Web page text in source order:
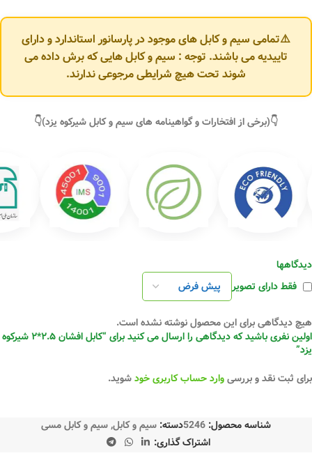
⚠️تمامی سیم و کابل های موجود در پارسانور استاندارد و دارای
تاییدیه می باشند. توجه : سیم و کابل هایی که برش داده می
شوند تحت هیچ شرایطی مرجوعی ندارند.
👇(برخی از افتخارات و گواهینامه های سیم و کابل شیرکوه یزد)👇
دیدگاهها
فقط دارای تصویر
هیچ دیدگاهی برای این محصول نوشته نشده است.
اولین نفری باشید که دیدگاهی را ارسال می کنید برای “کابل افشان ۲.۵*۲ شیرکوه
یزد”
برای ثبت نقد و بررسیوارد حساب کاربری خودشوید.
شناسه محصول: 5246دسته: سیم و کابل,سیم و کابل مسی
اشتراک گذاری: